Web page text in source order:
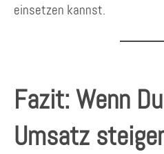
einsetzen kannst.
Fazit: Wenn
Umsatz